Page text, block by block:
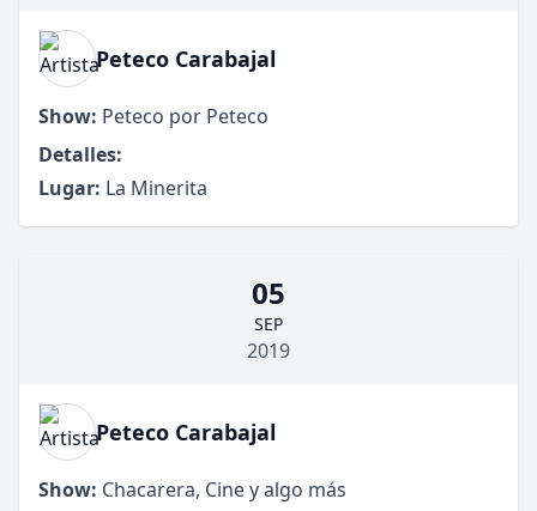
Peteco Carabajal
Show: Peteco por Peteco
Detalles:
Lugar: La Minerita
05
SEP
2019
Peteco Carabajal
Show: Chacarera, Cine y algo más